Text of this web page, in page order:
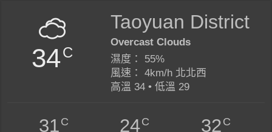
34C
Taoyuan District
Overcast Clouds
濕度： 55%
風速： 4km/h 北北西
高溫 34 • 低溫 29
31C 24C 32C